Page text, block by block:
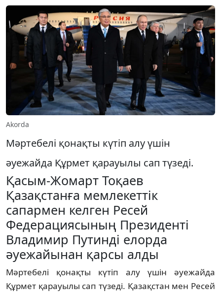
Akorda
Мәртебелі қонақты күтіп алу үшін
әуежайда Құрмет қарауылы сап түзеді.
Қасым-Жомарт Тоқаев
Қазақстанға мемлекеттік
сапармен келген Ресей
Федерациясының Президенті
Владимир Путинді елорда
әуежайынан қарсы алды
Мәртебелі қонақты күтіп алу үшін әуежайда
Құрмет қарауылы сап түзеді. Қазақстан мен Ресей